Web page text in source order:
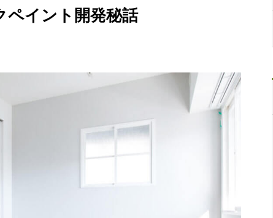
ペイント開発秘話